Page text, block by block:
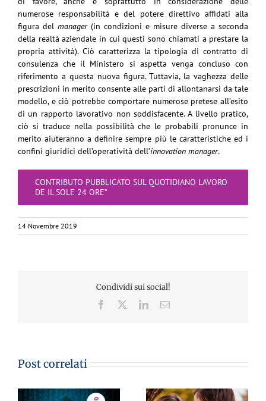
numerose responsabilità e del potere direttivo affidati alla
figura del manager(in condizioni e misure diverse a seconda
della realtà aziendale in cui questi sono chiamati a prestare la
propria attività). Ciò caratterizza la tipologia di contratto di
consulenza che il Ministero si aspetta venga concluso con
riferimento a questa nuova figura. Tuttavia, la vaghezza delle
prescrizioni in merito consente alle parti di allontanarsi da tale
modello, e ciò potrebbe comportare numerose pretese all’esito
di un rapporto lavorativo non soddisfacente. A livello pratico,
ciò si traduce nella possibilità che le probabili pronunce in
merito aiuteranno a definire sempre più le caratteristiche ed i
confini giuridici dell’operatività dell’innovation manager.
CONTRIBUTO PUBBLICATO SUL QUOTIDIANO LAVORO
DE IL SOLE 24 ORE”
14 Novembre 2019
Condividi sui social!
Facebook LinkedInEmail
Post correlati
MementoPiù di